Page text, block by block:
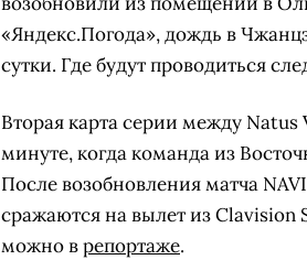
«Яндекс.Погода», дождь в
сутки. Где будут проводиться
Вторая карта серии между
минуте, когда команда из
После возобновления матча
сражаются на вылет из
можно врепортаже.